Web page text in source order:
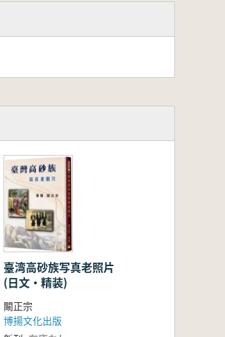
臺湾高砂族写真老照片
(日文・精装)
闞正宗
博揚文化出版